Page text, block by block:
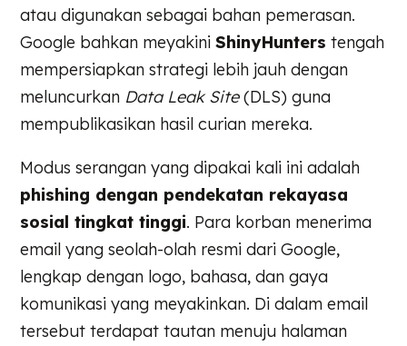
atau digunakan sebagai bahan pemerasan.
Google bahkan meyakiniShinyHunters tengah
mempersiapkan strategi lebih jauh dengan
meluncurkan Data Leak Site(DLS) guna
mempublikasikan hasil curian mereka.
Modus serangan yang dipakai kali ini adalah
phishing dengan pendekatan rekayasa
sosial tingkat tinggi. Para korban menerima
email yang seolah-olah resmi dari Google,
lengkap dengan logo, bahasa, dan gaya
komunikasi yang meyakinkan. Di dalam email
tersebut terdapat tautan menuju halaman